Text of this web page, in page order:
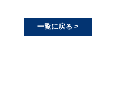
一覧に戻る >